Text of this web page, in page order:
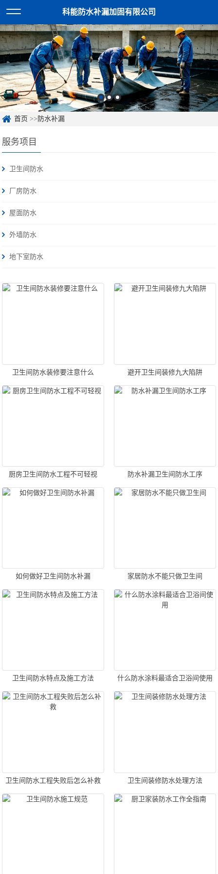
科能防水补漏加固有限公司
首页 >> 防水补漏
服务项目
卫生间防水
厂房防水
屋面防水
外墙防水
地下室防水
卫生间防水装修要注意什么 避开卫生间装修九大陷阱
厨房卫生间防水工程不可轻视 防水补漏卫生间防水工序
如何做好卫生间防水补漏 家居防水不能只做卫生间
卫生间防水特点及施工方法 什么防水涂料最适合卫浴间使用
卫生间防水工程失败后怎么补救 卫生间装修防水处理方法